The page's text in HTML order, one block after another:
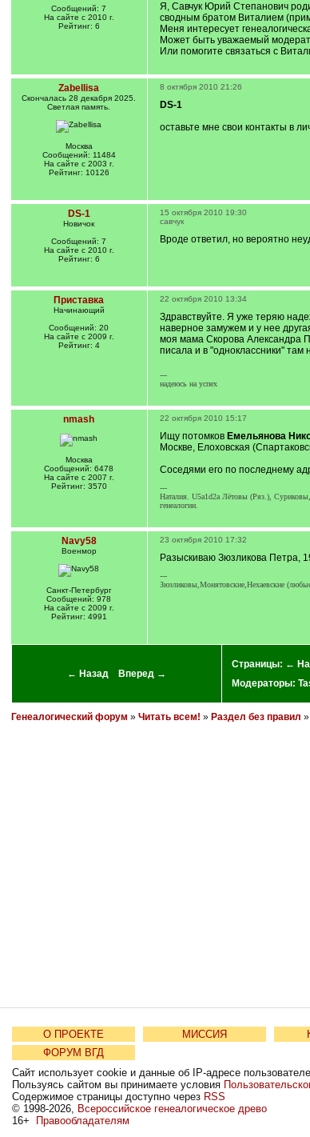
Сообщений: 7
На сайте с 2010 г.
Рейтинг: 6
Я, Савчук Юрий Степанович
сводным братом Виталием
Меня интересует
Может быть уважаемый
Или помогите связаться с
Zabellisa
Cкончалась 28 декабря 2025.
Светлая память.
Москва
Сообщений: 11484
На сайте с 2003 г.
Рейтинг: 10126
8 октября 2010 21:26
DS-1
оставьте мне свои контакты в
DS-1
Новичок
Сообщений: 7
На сайте с 2010 г.
Рейтинг: 6
15 октября 2010 19:30
савчук
Вроде ответил, но вероятно
Приставка
Начинающий
Сообщений: 20
На сайте с 2009 г.
Рейтинг: 4
22 октября 2010 13:34
Здравствуйте. Я уже теряю
наверное замужем и у нее
моя мама Скорова Александра
писала и в "одноклассники"
---
надеюсь на успех
nmash
Москва
Сообщений: 6478
На сайте с 2007 г.
Рейтинг: 3570
22 октября 2010 15:17
Ищу потомков Емельянова
Москве, Елоховская
Соседями его по последнему
---
Наталия. U5a1d2a Лётовы (Ряз.),
генеалогии.
Navy58
Военмор
Санкт-Петербург
Сообщений: 978
На сайте с 2009 г.
Рейтинг: 4991
23 октября 2010 17:32
Разыскиваю Зюзликова Петра,
---
Зюзликовы,Монятовские,Нехаевские
← Назад Вперед →
Страницы: ←
Модераторы:
Генеалогический форум » Читать всем! » Раздел без правил
О ПРОЕКТЕ МИССИЯ
ФОРУМ ВГД
Сайт использует cookie и данные об IP-адресе
Пользуясь сайтом вы принимаете условия
Содержимое страницы доступно через RSS
© 1998-2026, Всероссийское генеалогическое древо
16+
Правообладателям